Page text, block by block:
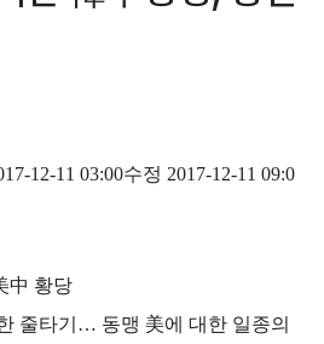
12-11 03:00수정 2017-12-11 09:0
中 황당
줄타기 … 동맹 美에 대한 일종의